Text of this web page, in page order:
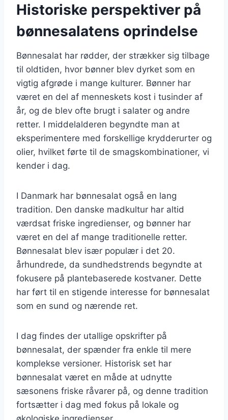
Historiske perspektiver på
bønnesalatens oprindelse
Bønnesalat har rødder, der strækker sig tilbage
til oldtiden, hvor bønner blev dyrket som en
vigtig afgrøde i mange kulturer. Bønner har
været en del af menneskets kost i tusinder af
år, og de blev ofte brugt i salater og andre
retter. I middelalderen begyndte man at
eksperimentere med forskellige krydderurter og
olier, hvilket førte til de smagskombinationer, vi
kender i dag.
I Danmark har bønnesalat også en lang
tradition. Den danske madkultur har altid
værdsat friske ingredienser, og bønner har
været en del af mange traditionelle retter.
Bønnesalat blev især populær i det 20.
århundrede, da sundhedstrends begyndte at
fokusere på plantebaserede kostvaner. Dette
har ført til en stigende interesse for bønnesalat
som en sund og nærende ret.
I dag findes der utallige opskrifter på
bønnesalat, der spænder fra enkle til mere
komplekse versioner. Historisk set har
bønnesalat været en måde at udnytte
sæsonens friske råvarer på, og denne tradition
fortsætter i dag med fokus på lokale og